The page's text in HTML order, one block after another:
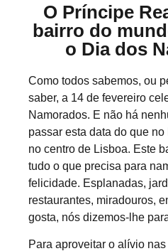
O Príncipe
bairro do
o Dia dos
Como todos sabemos, ou
saber, a 14 de fevereiro
Namorados. E não há
passar esta data do que
no centro de Lisboa. Este
tudo o que precisa para
felicidade. Esplanadas,
restaurantes, miradouros,
gosta, nós dizemos-lhe
Para aproveitar o alívio